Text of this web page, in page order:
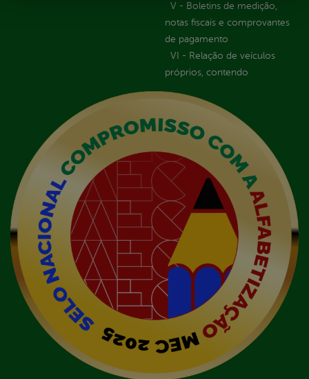
V - Boletins de medição,
notas fiscais e comprovantes
de pagamento
VI - Relação de veículos
próprios, contendo